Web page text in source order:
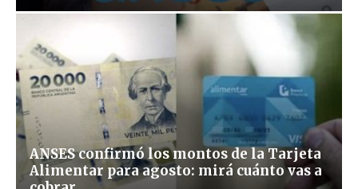
ANSES confirmó los montos de la Tarjeta
Alimentar para agosto: mirá cuánto vas a